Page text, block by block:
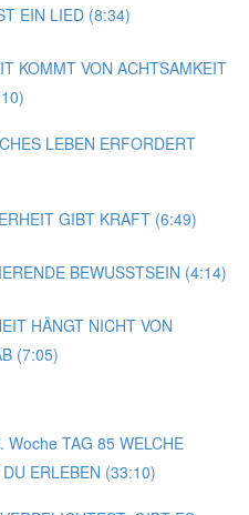
EIN LIED (8:34)
KOMMT VON ACHTSAMKEIT
LEBEN ERFORDERT
GIBT KRAFT (6:49)
BEWUSSTSEIN (4:14)
HÄNGT NICHT VON
(7:05)
Woche TAG 85 WELCHE
ERLEBEN (33:10)